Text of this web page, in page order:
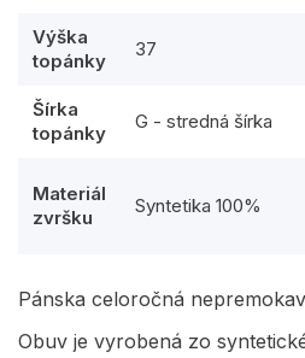
Výška
topánky
37
Šírka
topánky
G - stredná šírka
Materiál
zvršku
Syntetika 100%
Pánska celoročná
Obuv je vyrobená zo